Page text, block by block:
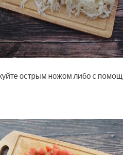
острым ножом либо с